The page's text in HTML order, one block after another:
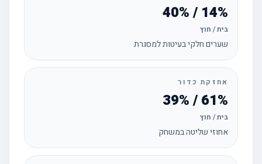
14% / 40%
בית / חוץ
שערים חלקי בעיטות למסגרת
אחזקת כדור
61% / 39%
בית / חוץ
אחוזי שליטה במשחק